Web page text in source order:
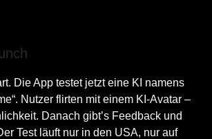
Die App testet jetzt eine KI namens
Nutzer flirten mit einem KI-Avatar –
Danach gibt’s Feedback und
Test läuft nur in den USA, nur auf